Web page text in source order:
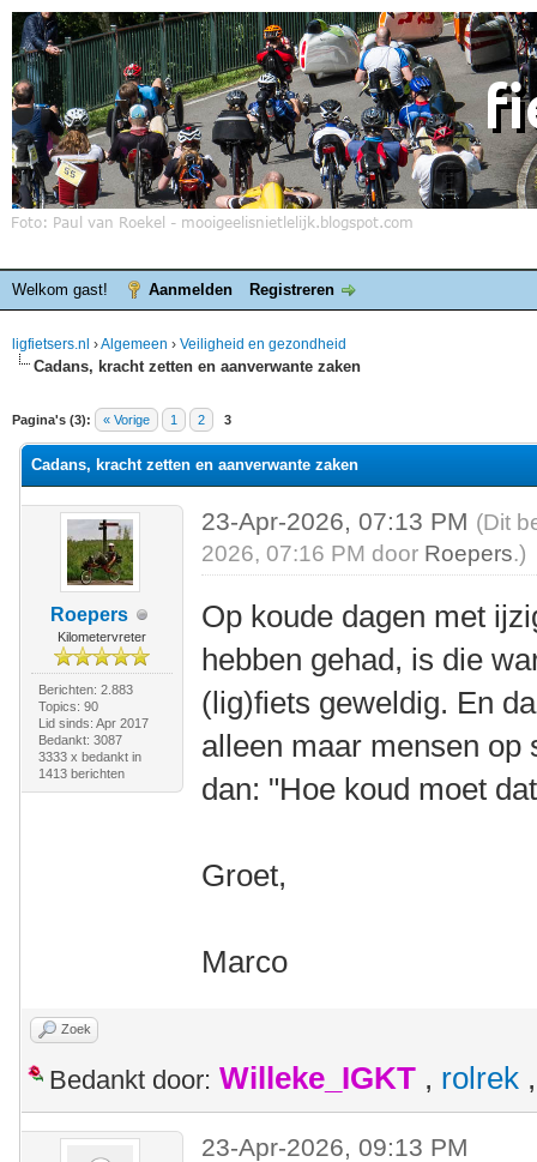
Welkom gast! Aanmelden Registreren
ligfietsers.nl ›Algemeen › Veiligheid en gezondheid
Cadans, kracht zetten en aanverwante zaken
Pagina's (3): « Vorige 1 2 3
waardering is 0
Cadans, kracht zetten en aanverwante zaken
Roepers
Kilometervreter
Berichten: 2.883
Topics: 90
Lid sinds: Apr 2017
Bedankt: 3087
3333 x bedankt in
1413 berichten
23-Apr-2026, 07:13 PM (Dit
2026, 07:16 PM door Roepers.)
Op koude dagen met
hebben gehad, is die
(lig)fiets geweldig. En
alleen maar mensen op
dan: "Hoe koud moet
Groet,
Marco
Zoek
Bedankt door: Willeke_IGKT , rolrek
23-Apr-2026, 09:13 PM